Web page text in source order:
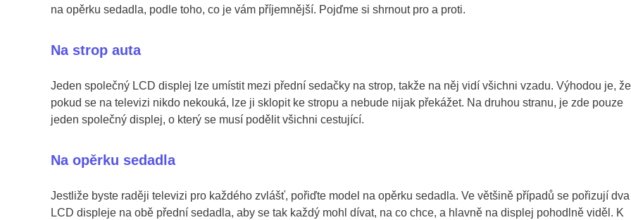
na opěrku sedadla, podle toho, co je vám příjemnější. Pojďme si shrnout pro a proti.
Na strop auta
Jeden společný LCD displej lze umístit mezi přední sedačky na strop, takže na něj vidí všichni vzadu. Výhodou je, že
pokud se na televizi nikdo nekouká, lze ji sklopit ke stropu a nebude nijak překážet. Na druhou stranu, je zde pouze
jeden společný displej, o který se musí podělit všichni cestující.
Na opěrku sedadla
Jestliže byste raději televizi pro každého zvlášť, pořiďte model na opěrku sedadla. Ve většině případů se pořizují dva
LCD displeje na obě přední sedadla, aby se tak každý mohl dívat, na co chce, a hlavně na displej pohodlně viděl. K